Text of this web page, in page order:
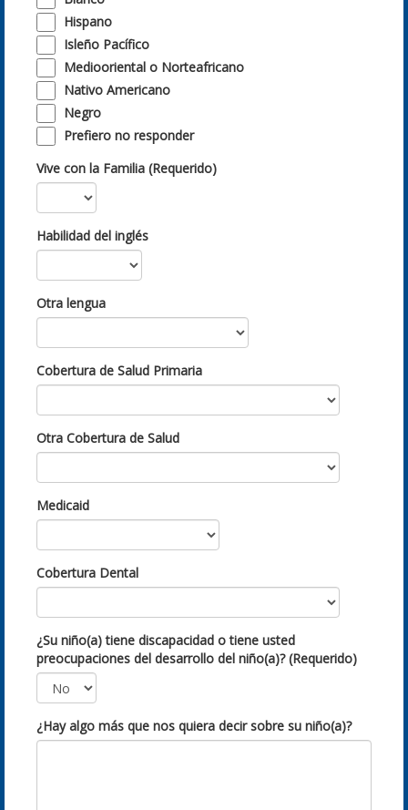
Hispano
Isleño Pacífico
Mediooriental o Norteafricano
Nativo Americano
Negro
Prefiero no responder
Vive con la Familia (Requerido)
Habilidad del inglés
Otra lengua
Cobertura de Salud Primaria
Otra Cobertura de Salud
Medicaid
Cobertura Dental
¿Su niño(a) tiene discapacidad o tiene usted
preocupaciones del desarrollo del niño(a)? (Requerido)
¿Hay algo más que nos quiera decir sobre su niño(a)?